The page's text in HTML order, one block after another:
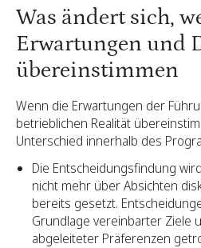
Was ändert sich,
Erwartungen und
übereinstimmen
Wenn die Erwartungen der
betrieblichen Realität
Unterschied innerhalb des
Die Entscheidungsfindung
nicht mehr über Absichten
bereits gesetzt.
Grundlage vereinbarter Ziele
abgeleiteter Präferenzen